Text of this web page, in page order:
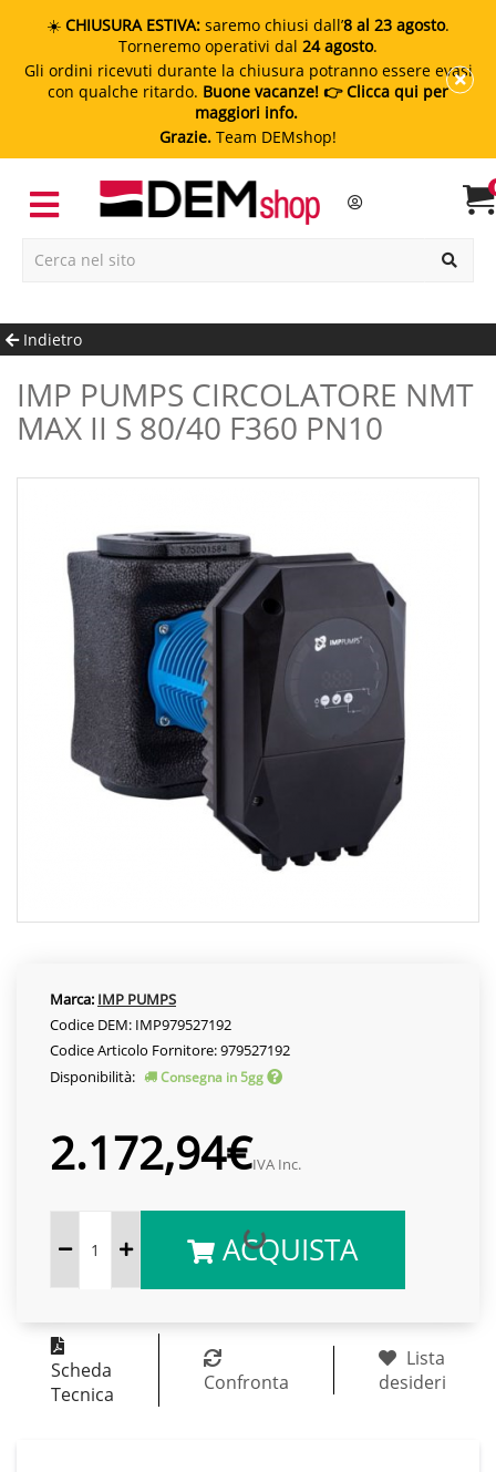
☀️ CHIUSURA ESTIVA: saremo chiusi dall’8 al 23 agosto.
Torneremo operativi dal 24 agosto.
Gli ordini ricevuti durante la chiusura potranno essere evasi
con qualche ritardo. Buone vacanze! 👉 Clicca qui per
maggiori info.
Grazie. Team DEMshop!
Indietro
IMP PUMPS CIRCOLATORE NMT
MAX II S 80/40 F360 PN10
Marca: IMP PUMPS
Codice DEM: IMP979527192
Codice Articolo Fornitore: 979527192
Disponibilità:
Consegna in 5gg
2.172,94€IVA Inc.
ACQUISTA
Scheda
Tecnica
Confronta
Lista
desideri